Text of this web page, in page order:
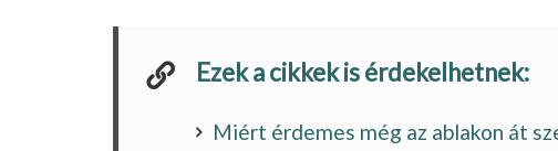
Ezek a cikkek is érdekelhetnek:
Miért érdemes még az ablakon át